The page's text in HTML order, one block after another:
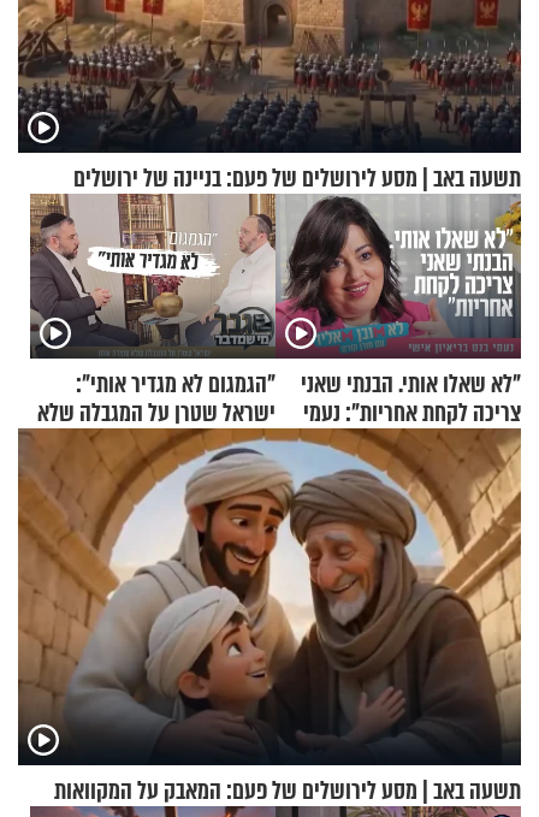
תשעה באב | מסע לירושלים של פעם: בניינה של ירושלים
"לא שאלו אותי. הבנתי שאני
צריכה לקחת אחריות": נעמי
בנט בריאיון אישי
"הגמגום לא מגדיר אותי":
ישראל שטרן על המגבלה שלא
עוצרת אותו
תשעה באב | מסע לירושלים של פעם: המאבק על המקוואות